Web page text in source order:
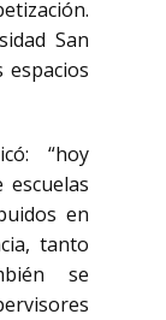
San
“hoy
escuelas
en
tanto
se